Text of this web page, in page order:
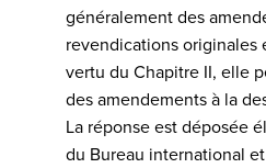
généralement des
revendications originales
vertu du Chapitre II, elle
des amendements à la
La réponse est déposée
du Bureau international